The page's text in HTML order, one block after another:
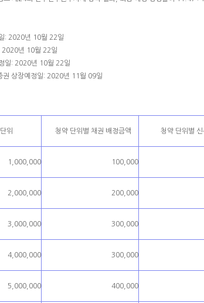
: 2020년 10월 22일
2020년 10월 22일
일: 2020년 10월 22일
권 상장예정일: 2020년 11월 09일
위 청약 단위별 채권 배정금액 청약 단위별
1,000,000 100,000
2,000,000 200,000
3,000,000 300,000
4,000,000 300,000
5,000,000 400,000